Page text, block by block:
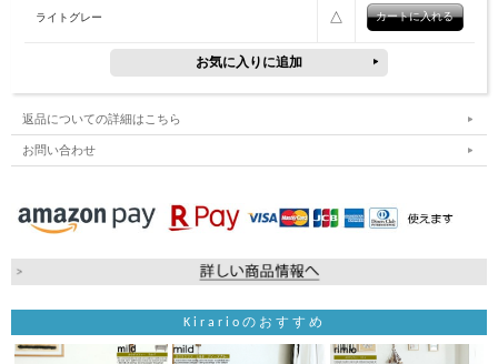
ライトグレー △
返品についての詳細はこちら
お問い合わせ
Kirarioのおすすめ